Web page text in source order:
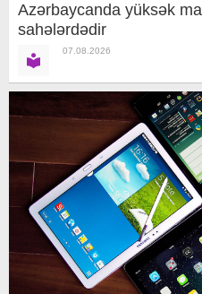
Azərbaycanda yüksək
sahələrdədir
07.08.2026